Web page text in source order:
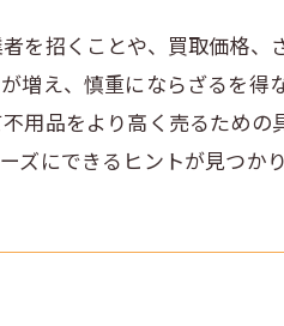
を招くことや、買取価格、
え、慎重にならざるを得
用品をより高く売るための
にできるヒントが見つかり